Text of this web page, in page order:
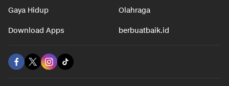
Gaya Hidup Olahraga
Download Apps berbuatbaik.id